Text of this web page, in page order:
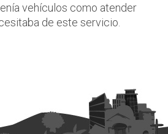
vehículos como atender
de este servicio.